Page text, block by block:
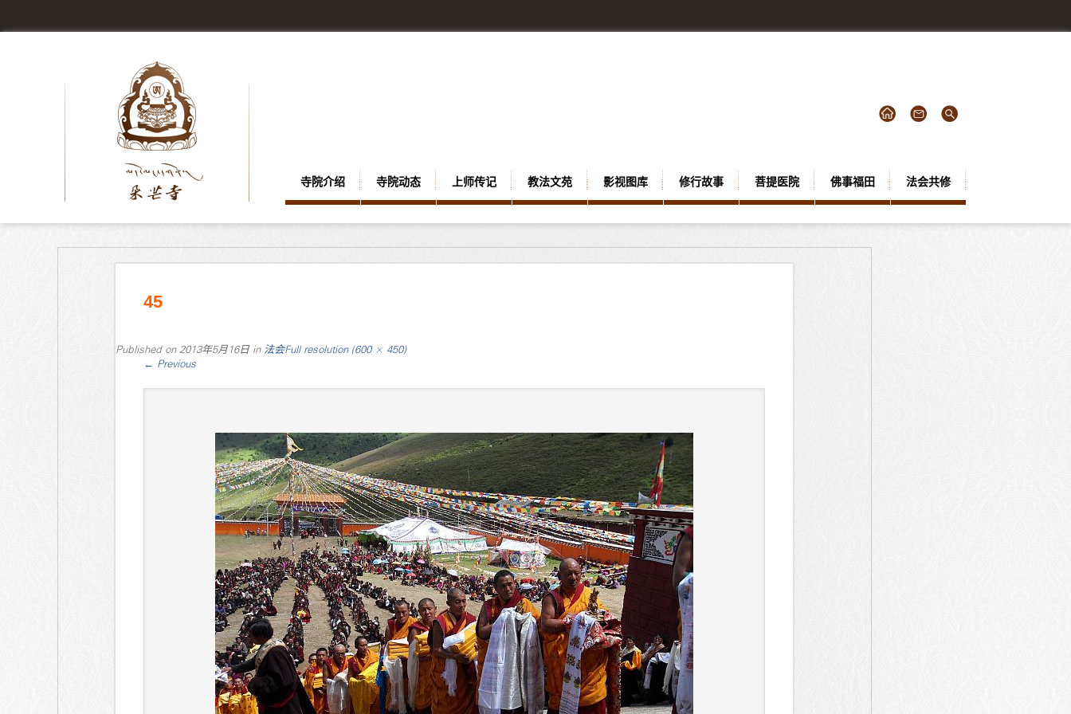
寺院介绍 寺院动态 上师传记 教法文苑 影视图库 修行故事 菩提医院 佛事福田 法会共修
45
Published on 2013年5月16日in 法会Full resolution (600 × 450)
← Previous